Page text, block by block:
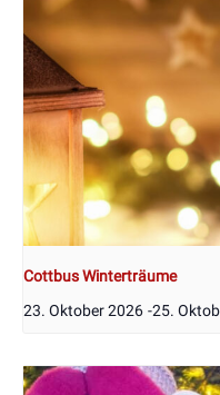
Cottbus Winterträume
23. Oktober 2026 -25.